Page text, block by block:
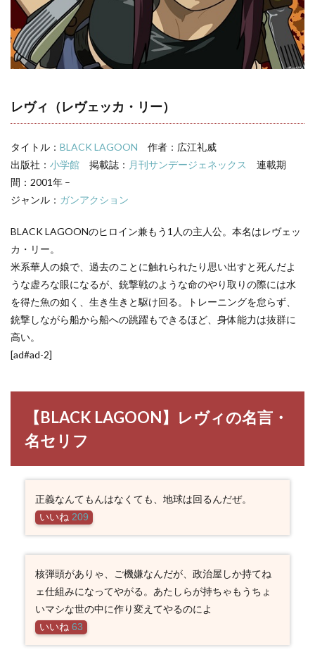
レヴィの名
言・名セリ
フ
3
キャラ一
覧
レヴィ（レヴェッカ・リー）
タイトル： BLACK LAGOON 作者：広江礼威
出版社： 小学館 掲載誌： 月刊サンデージェネックス
連載期
間：2001年 –
ジャンル： ガンアクション
BLACK LAGOONのヒロイン兼もう1人の主人公。本名はレヴェッ
カ・リー。
米系華人の娘で、過去のことに触れられたり思い出すと死んだよ
うな虚ろな眼になるが、銃撃戦のような命のやり取りの際には水
を得た魚の如く、生き生きと駆け回る。トレーニングを怠らず、
銃撃しながら船から船への跳躍もできるほど、身体能力は抜群に
高い。
[ad#ad-2]
【BLACK LAGOON】レヴィの名言・
名セリフ
正義なんてもんはなくても、地球は回るんだぜ。
いいね 209
核弾頭がありゃ、ご機嫌なんだが、政治屋しか持てね
ェ仕組みになってやがる。あたしらが持ちゃもうちょ
いマシな世の中に作り変えてやるのによ
いいね 63